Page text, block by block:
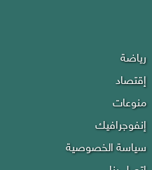
رياضة
إقتصاد
منوعات
إنفوجرافيك
سياسة الخصوصية